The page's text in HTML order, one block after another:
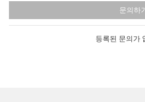
문의하
등록된 문의가